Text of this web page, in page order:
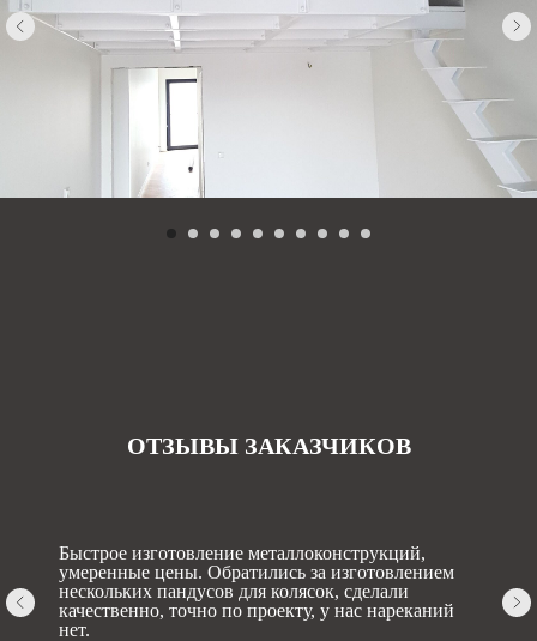
ОТЗЫВЫ ЗАКАЗЧИКОВ
Быстрое изготовление металлоконструкций,
умеренные цены. Обратились за изготовлением
нескольких пандусов для колясок, сделали
качественно, точно по проекту, у нас нареканий
нет.